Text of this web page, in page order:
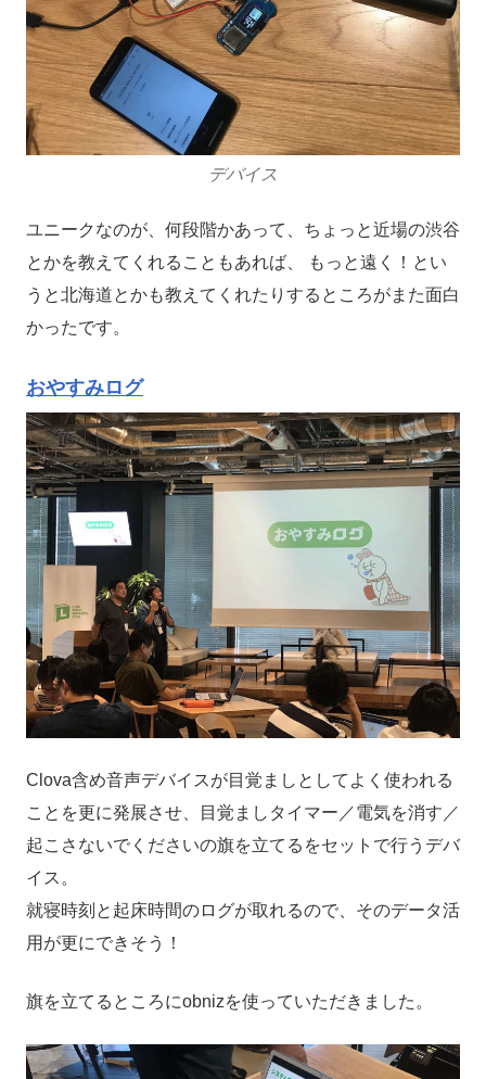
デバイス
ユニークなのが、何段階かあって、ちょっと近場の渋谷
とかを教えてくれることもあれば、 もっと遠く！とい
うと北海道とかも教えてくれたりするところがまた面白
かったです。
おやすみログ
Clova含め音声デバイスが目覚ましとしてよく使われる
ことを更に発展させ、目覚ましタイマー／電気を消す／
起こさないでくださいの旗を立てるをセットで行うデバ
イス。
就寝時刻と起床時間のログが取れるので、そのデータ活
用が更にできそう！
旗を立てるところにobnizを使っていただきました。